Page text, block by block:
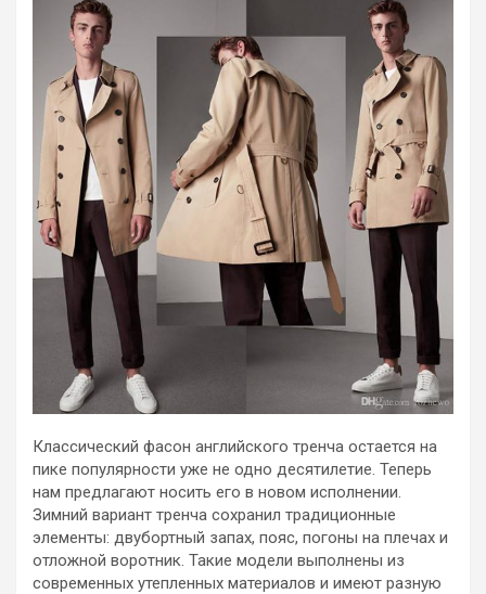
Классический фасон английского тренча остается на
пике популярности уже не одно десятилетие. Теперь
нам предлагают носить его в новом исполнении.
Зимний вариант тренча сохранил традиционные
элементы: двубортный запах, пояс, погоны на плечах и
отложной воротник. Такие модели выполнены из
современных утепленных материалов и имеют разную